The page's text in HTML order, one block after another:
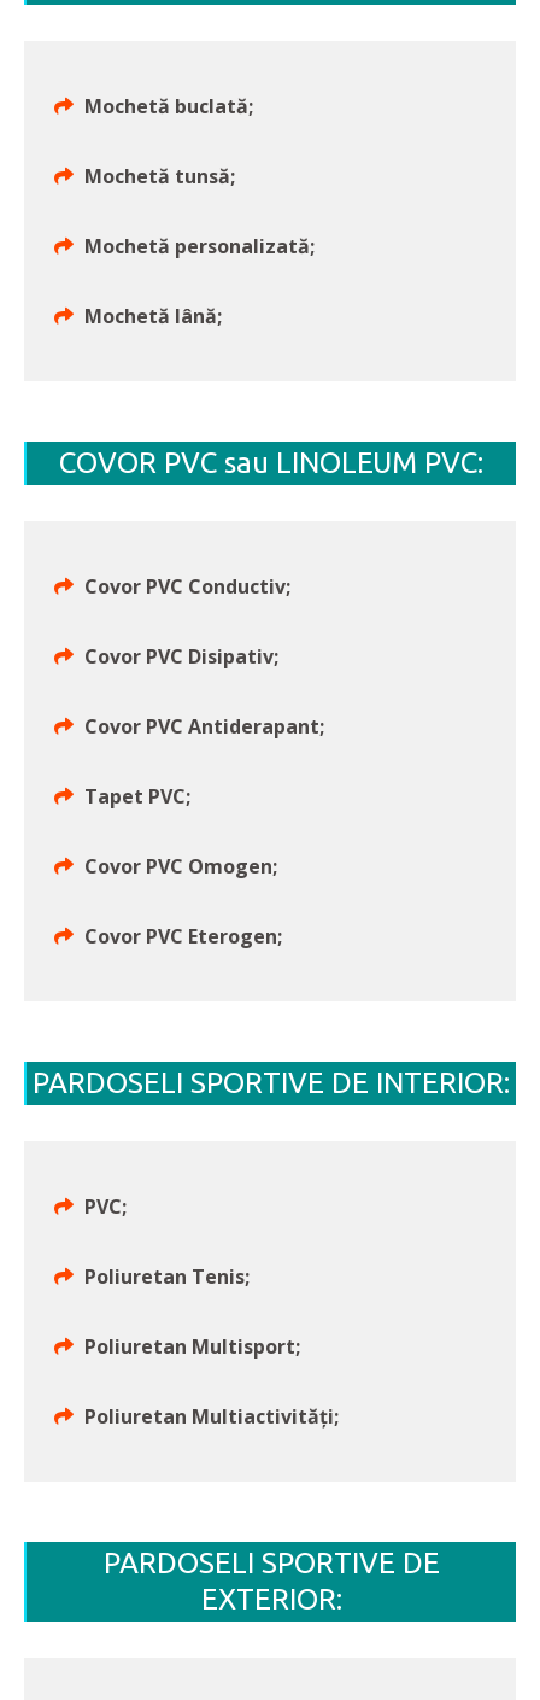
Mochetă buclată;
Mochetă tunsă;
Mochetă personalizată;
Mochetă lână;
COVOR PVC sau LINOLEUM PVC:
Covor PVC Conductiv;
Covor PVC Disipativ;
Covor PVC Antiderapant;
Tapet PVC;
Covor PVC Omogen;
Covor PVC Eterogen;
PARDOSELI SPORTIVE DE INTERIOR:
PVC;
Poliuretan Tenis;
Poliuretan Multisport;
Poliuretan Multiactivități;
PARDOSELI SPORTIVE DE
EXTERIOR: